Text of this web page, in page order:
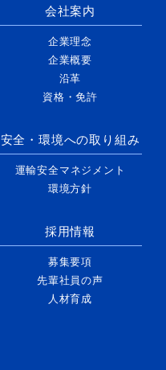
会社案内
企業理念
企業概要
沿革
資格・免許
安全・環境への取り組み
運輸安全マネジメント
環境方針
採用情報
募集要項
先輩社員の声
人材育成